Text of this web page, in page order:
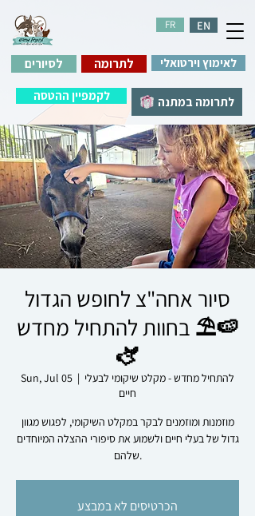
EN
FR
לתרומה לאימוץ וירטואלי
לתרומה במתנה
לסיורים
לקמפיין ההטסה
סיור אחה"צ לחופש הגדול
🍉⛱️ בחוות להתחיל מחדש
🫏
Sun, Jul 05
  |
להתחיל מחדש - מקלט שיקומי לבעלי
חיים
מוזמנות ומוזמנים לבקר במקלט השיקומי, לפגוש מגוון
גדול של בעלי חיים ולשמוע את סיפורי ההצלה המיוחדים
שלהם.
הכרטיסים לא במבצע